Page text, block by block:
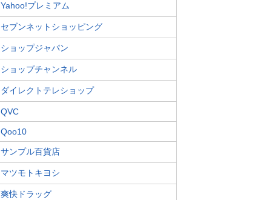
Yahoo!プレミアム
セブンネットショッピング
ショップジャパン
ショップチャンネル
ダイレクトテレショップ
QVC
Qoo10
サンプル百貨店
マツモトキヨシ
爽快ドラッグ